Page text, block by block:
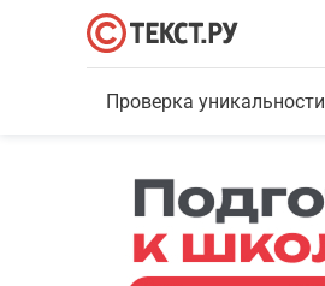
Проверка уникальности